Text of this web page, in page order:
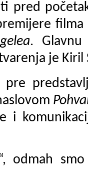
pred
. Glavnu
je Kiril
i
odmah